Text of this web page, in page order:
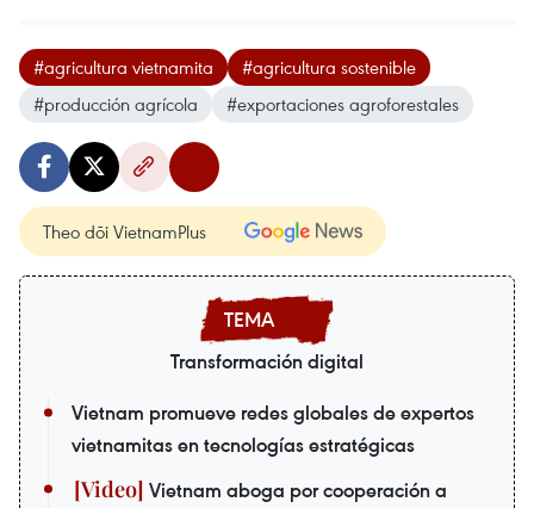
#agricultura vietnamita
#agricultura sostenible
#producción agrícola
#exportaciones agroforestales
Theo dõi VietnamPlus
Transformación digital
Vietnam promueve redes globales de expertos
vietnamitas en tecnologías estratégicas
Vietnam aboga por cooperación a